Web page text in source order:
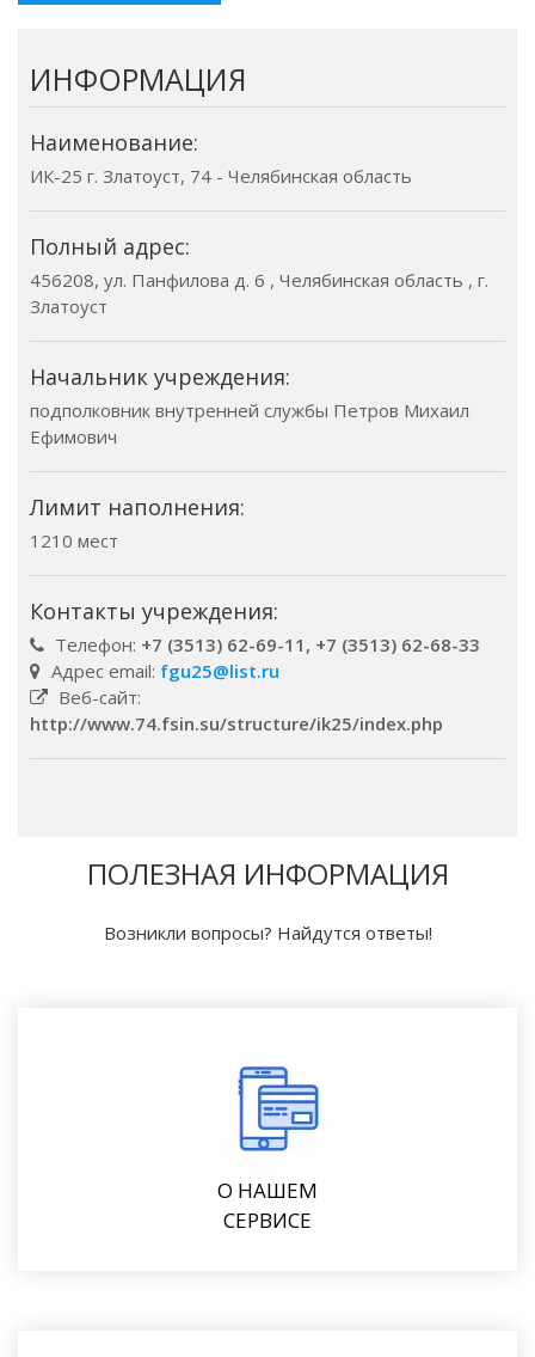
ИНФОРМАЦИЯ
Наименование:
ИК-25 г. Златоуст, 74 - Челябинская область
Полный адрес:
456208, ул. Панфилова д. 6 , Челябинская область , г.
Златоуст
Начальник учреждения:
подполковник внутренней службы Петров Михаил
Ефимович
Лимит наполнения:
1210 мест
Контакты учреждения:
Телефон: +7 (3513) 62-69-11, +7 (3513) 62-68-33
Адрес email: fgu25@list.ru
Веб-сайт:
http://www.74.fsin.su/structure/ik25/index.php
ПОЛЕЗНАЯ ИНФОРМАЦИЯ
Возникли вопросы? Найдутся ответы!
О НАШЕМ
СЕРВИСЕ